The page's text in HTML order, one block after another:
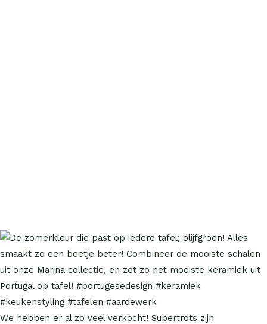
We hebben er al zo veel verkocht! Supertrots zijn